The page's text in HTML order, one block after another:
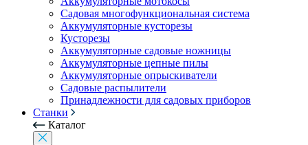
Садовая многофункциональная система
Аккумуляторные кусторезы
Кусторезы
Аккумуляторные садовые ножницы
Аккумуляторные цепные пилы
Аккумуляторные опрыскиватели
Садовые распылители
Принадлежности для садовых приборов
Станки
Каталог